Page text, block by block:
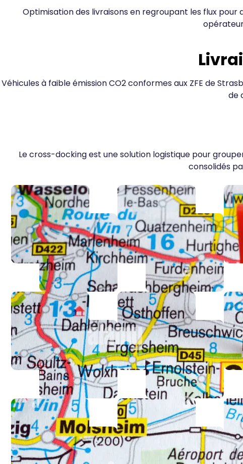
Optimisation des livraisons en regroupant les flux
Véhicules à faible émission CO2 conformes aux ZFE de
de
Le cross-docking est une solution logistique pour
consolidés